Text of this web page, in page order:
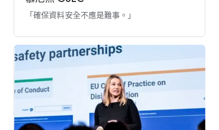
「確保​資料​安全​不應​是​難事。​」